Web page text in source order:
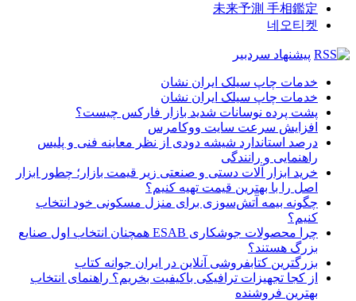
未来予測 手相鑑定
네오티켓
پیشنهاد سردبیر
خدمات چاپ سیلک ایران نشان
خدمات چاپ سیلک ایران نشان
پشت پرده نوسانات شدید بازار فارکس چیست؟
افزایش سرعت سایت ووکامرس
درصد استاندارد شیشه دودی از نظر معاینه فنی و پلیس
راهنمایی و رانندگی
خرید ابزار آلات دستی و صنعتی زیر قیمت بازار؛ چطور ابزار
اصل را با بهترین قیمت تهیه کنیم؟
چگونه بیمه آتش‌سوزی برای منزل مسکونی خود انتخاب
کنیم؟
چرا محصولات جوشکاری ESAB همچنان انتخاب اول صنایع
بزرگ هستند؟
بزرگترین کتابفروشی آنلاین در ایران جوانه کتاب
از کجا تجهیزات ترافیکی باکیفیت بخریم؟ راهنمای انتخاب
بهترین فروشنده